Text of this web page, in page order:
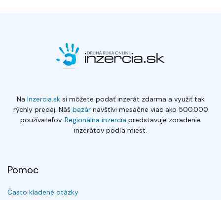
Na Inzercia.sksi môžete podať inzerát zdarma a využiť tak
rýchly predaj. Náš bazárnavštívi mesačne viac ako 500.000
používateľov. Regionálna inzercia predstavuje zoradenie
inzerátov podľa miest.
Pomoc
Často kladené otázky